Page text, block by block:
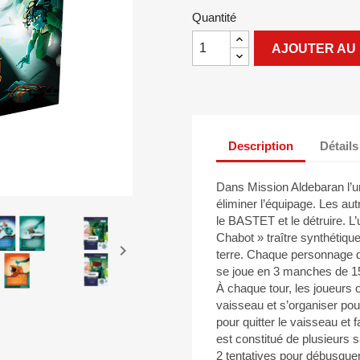

Quantité
AJOUTER AU
Description
Dans Mission Aldebaran
éliminer l’équipage. Les
le BASTET et le détruire.
Chabot » traître
terre. Chaque personnage
se joue en 3 manches de
À chaque tour, les joueurs
vaisseau et s’organiser
pour quitter le vaisseau et
est constitué de plusieurs
2 tentatives pour